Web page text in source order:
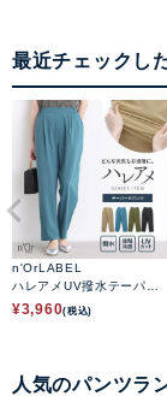
最近チェックし
n'OrLABEL
ハレアメUV撥水テーパー
ドパンツ
¥3,960(税込)
人気のパンツラ